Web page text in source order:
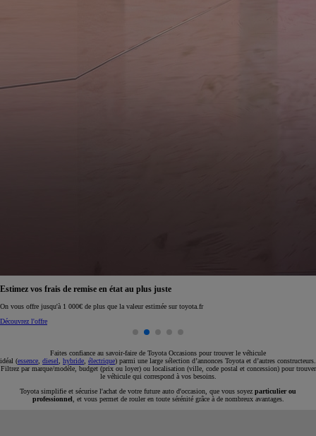
Réservez en ligne votre occasion pour 1€ seulement
Réservez en ligne
Faites confiance au savoir-faire de Toyota Occasions pour trouver le véhicule
idéal (essence diesel hybride électrique) parmi une large sélection d’annonces Toyota et d’autres constructeurs.
Filtrez par marque/modèle, budget (prix ou loyer) ou localisation (ville, code postal et concession) pour trouver
le véhicule qui correspond à vos besoins.
Toyota simplifie et sécurise l'achat de votre future auto d'occasion, que vous soyez particulier ou
professionnel , et vous permet de rouler en toute sérénité grâce à de nombreux avantages.